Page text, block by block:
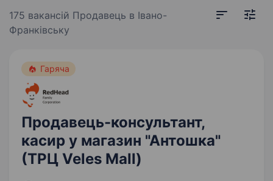
175 вакансій Продавець в Івано-
Франківську
Гаряча
Продавець-консультант,
касир у магазин "Антошка"
(ТРЦ Veles Mall)